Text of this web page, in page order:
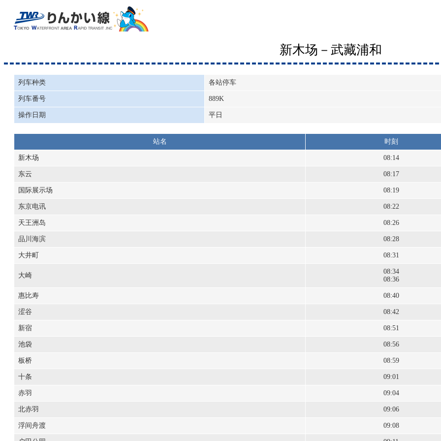
新木场－武藏浦和
列车种类 各站停车
列车番号 889K
操作日期 平日
站名 时刻
新木场 08:14
东云 08:17
国际展示场 08:19
东京电讯 08:22
天王洲岛 08:26
品川海滨 08:28
大井町 08:31
大崎
08:34
08:36
惠比寿 08:40
涩谷 08:42
新宿 08:51
池袋 08:56
板桥 08:59
十条 09:01
赤羽 09:04
北赤羽 09:06
浮间舟渡 09:08